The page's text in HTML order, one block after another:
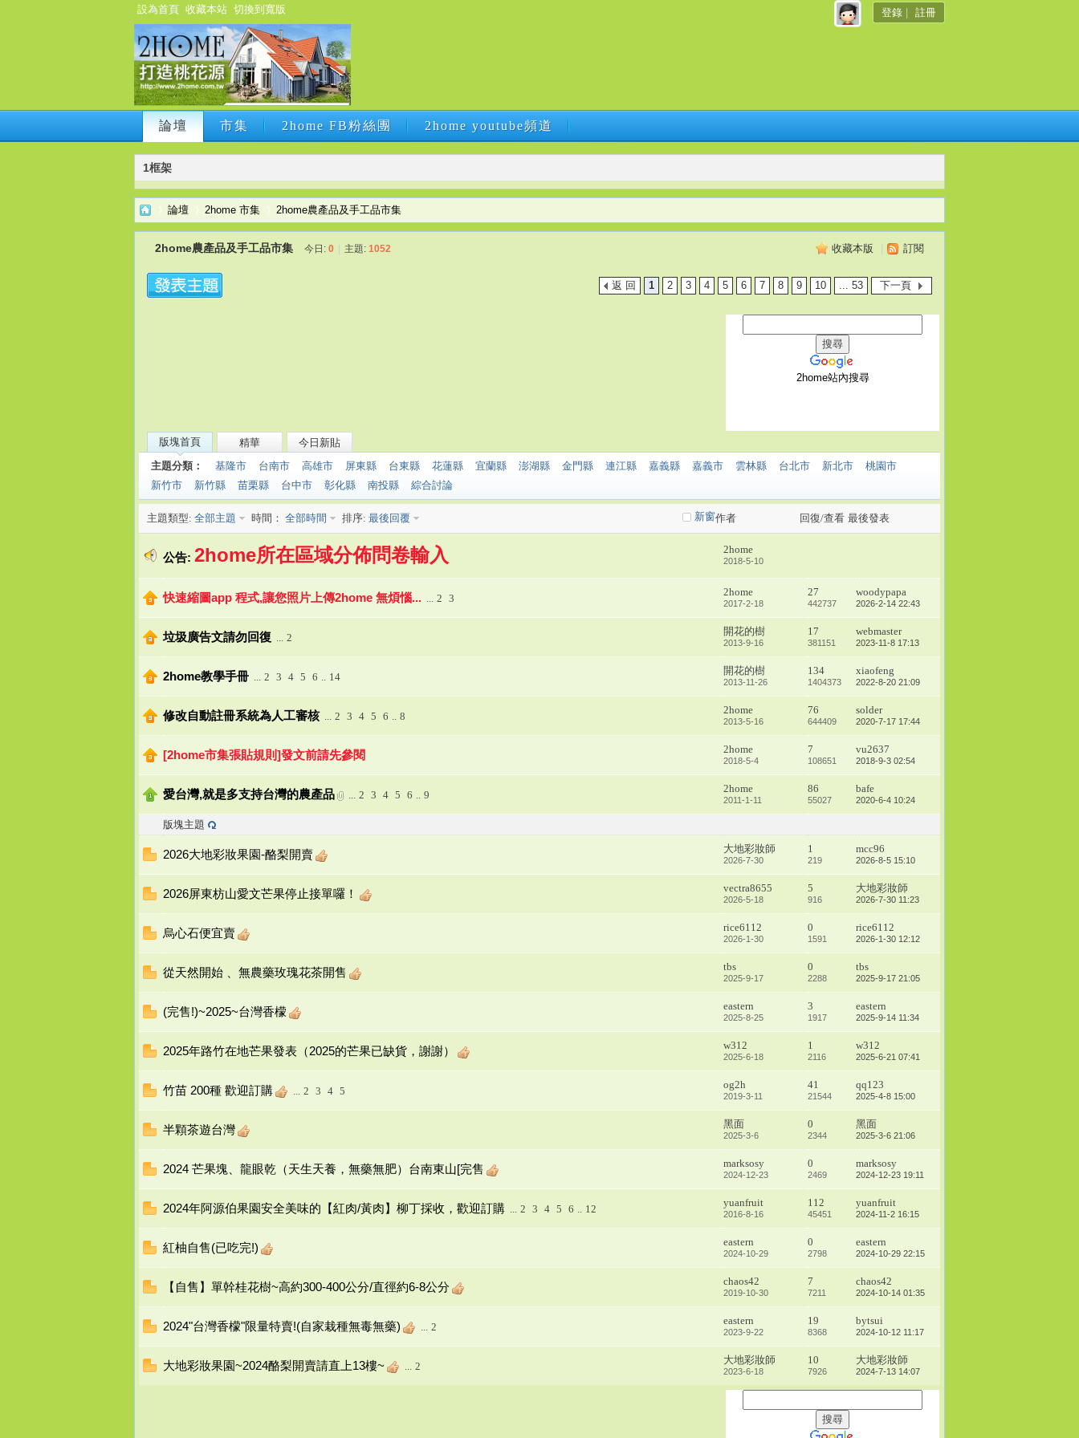
設為首頁 收藏本站 切換到寬版 登錄 註冊
論壇 市集 2home FB粉絲團 2home youtube頻道
論壇 市集 2home FB粉絲團 2home youtube頻道
1框架
2h
m
e
桃
›
論壇
›
2home 市集 2home農產品及手工品市集
收藏本版 | 訂閱
2home農產品及手工品市集 今日: 0 | 主題: 1052
1 2 3 4 5 6 7 8 9 10 ... 53 下一頁
返 回
2home站內搜尋
版塊首頁 精華
今日新貼
主題分類：
基隆市 台南市 高雄市 屏東縣 台東縣 花蓮縣 宜蘭縣 澎湖縣 金門縣 連江縣 嘉義縣 嘉義市 雲林縣 台北市 新北市
桃園市
新竹市
新竹縣 苗栗縣 台中市 彰化縣 南投縣 綜合討論
新窗
主題類型: 全部主題 時間： 全部時間 排序: 最後回覆 作者 回復/查看 最後發表
公告: 2home所在區域分佈問卷輸入 2home
2018-5-10
快速縮圖app 程式,讓您照片上傳2home 無煩惱... 2 3
2home
2017-2-18
27
442737
woodypapa
2026-2-14 22:43
垃圾廣告文請勿回復 2
開花的樹
2013-9-16
17
381151
webmaster
2023-11-8 17:13
2home教學手冊 2 3 4 5 6 14
開花的樹
2013-11-26
134
1404373
xiaofeng
2022-8-20 21:09
修改自動註冊系統為人工審核 2 3 4 5 6 8
2home
2013-5-16
76
644409
solder
2020-7-17 17:44
[2home市集張貼規則]發文前請先參閱 2home
2018-5-4
7
108651
vu2637
2018-9-3 02:54
愛台灣,就是多支持台灣的農產品 2 3 4 5 6 9
2home
2011-1-11
86
55027
bafe
2020-6-4 10:24
版塊主題
2026大地彩妝果園-酪梨開賣 大地彩妝師
2026-7-30
1
219
mcc96
2026-8-5 15:10
2026屏東枋山愛文芒果停止接單囉！ vectra8655
2026-5-18
5
916
大地彩妝師
2026-7-30 11:23
烏心石便宜賣 rice6112
2026-1-30
0
1591
rice6112
2026-1-30 12:12
從天然開始 、無農藥玫瑰花茶開售 tbs
2025-9-17
0
2288
tbs
2025-9-17 21:05
(完售!)~2025~台灣香檬 eastern
2025-8-25
3
1917
eastern
2025-9-14 11:34
2025年路竹在地芒果發表（2025的芒果已缺貨，謝謝） w312
2025-6-18
1
2116
w312
2025-6-21 07:41
竹苗 200種 歡迎訂購 2 3 4 5
og2h
2019-3-11
41
21544
qq123
2025-4-8 15:00
半顆茶遊台灣 黑面
2025-3-6
0
2344
黑面
2025-3-6 21:06
2024 芒果塊、龍眼乾（天生天養，無藥無肥）台南東山[完售 marksosy
2024-12-23
0
2469
marksosy
2024-12-23 19:11
2024年阿源伯果園安全美味的【紅肉/黃肉】柳丁採收，歡迎訂購 2 3 4 5 6 12
yuanfruit
2016-8-16
112
45451
yuanfruit
2024-11-2 16:15
紅柚自售(已吃完!) eastern
2024-10-29
0
2798
eastern
2024-10-29 22:15
【自售】單幹桂花樹~高約300-400公分/直徑約6-8公分 chaos42
2019-10-30
7
7211
chaos42
2024-10-14 01:35
2024"台灣香檬"限量特賣!(自家栽種無毒無藥) 2
eastern
2023-9-22
19
8368
bytsui
2024-10-12 11:17
大地彩妝果園~2024酪梨開賣請直上13樓~ 2
大地彩妝師
2023-6-18
10
7926
大地彩妝師
2024-7-13 14:07